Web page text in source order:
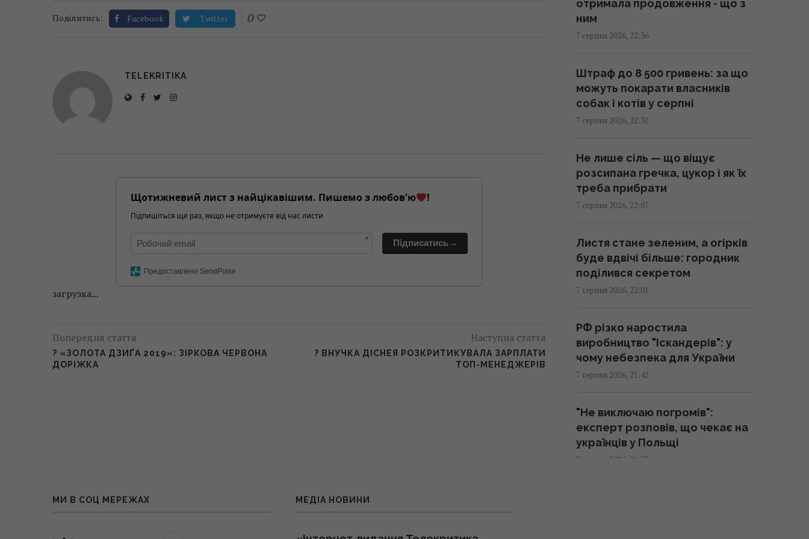
Поділитись: Facebook Twitter 0
TELEKRITIKA
Щотижневий лист з найцікавішим. Пишемо з любов'ю !
Підпишіться ще раз, якщо не отримуєте від нас листи
* Підписатись→
Предоставлено SendPulse
загрузка...
Попередня стаття
? «ЗОЛОТА ДЗИҐА 2019»: ЗІРКОВА ЧЕРВОНА
ДОРІЖКА
Наступна стаття
? ВНУЧКА ДІСНЕЯ РОЗКРИТИКУВАЛА ЗАРПЛАТИ
ТОП-МЕНЕДЖЕРІВ
якщо тривалий час не
оновлювати Windows
Суд продовжив тримання під
вартою для Коломойського,
захист заявив про проблеми зі
Росія встановила антидронові
сітки на своїх субмаринах,
20:35 п'ятниця, 07 серпня 2026
Що їсти для здоров’я серця:
20:22 п'ятниця, 07 серпня 2026
Льотчик-утікач з КНДР уперше
20:18 п'ятниця, 07 серпня 2026
Сенат США схвалив
отримала продовження - що з
ним
7 серпня 2026, 22:36
Штраф до 8 500 гривень: за що
можуть покарати власників
собак і котів у серпні
7 серпня 2026, 22:31
Не лише сіль — що віщує
розсипана гречка, цукор і як їх
треба прибрати
7 серпня 2026, 22:07
Листя стане зеленим, а огірків
буде вдвічі більше: городник
поділився секретом
7 серпня 2026, 22:01
РФ різко наростила
виробництво "Іскандерів": у
чому небезпека для України
7 серпня 2026, 21:42
"Не виключаю погромів":
експерт розповів, що чекає на
українців у Польщі
7 серпня 2026, 21:37
МИ В СОЦ МЕРЕЖАХ МЕДІА НОВИНИ